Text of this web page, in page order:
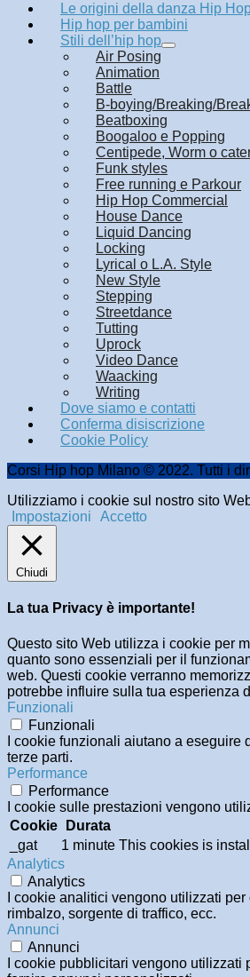
Le origini della danza Hip
Hip hop per bambini
Stili dell’hip hop
Air Posing
Animation
Battle
B-boying/Breaking/
Beatboxing
Boogaloo e Popping
Centipede, Worm o
Funk styles
Free running e Parkour
Hip Hop Commercial
House Dance
Liquid Dancing
Locking
Lyrical o L.A. Style
New Style
Stepping
Streetdance
Tutting
Uprock
Video Dance
Waacking
Writing
Dove siamo e contatti
Conferma disiscrizione
Cookie Policy
Corsi Hip hop Milano © 2022. Tutti i
Utilizziamo i cookie sul nostro sito
Impostazioni
Accetto
Chiudi
La tua Privacy è importante!
Questo sito Web utilizza i cookie per
quanto sono essenziali per il
web. Questi cookie verranno
potrebbe influire sulla tua esperienza
Funzionali
Funzionali
I cookie funzionali aiutano a
terze parti.
Performance
Performance
I cookie sulle prestazioni vengono
Cookie
Durata
_gat
1 minute This cookies is
Analytics
Analytics
I cookie analitici vengono utilizzati
rimbalzo, sorgente di traffico, ecc.
Annunci
Annunci
I cookie pubblicitari vengono